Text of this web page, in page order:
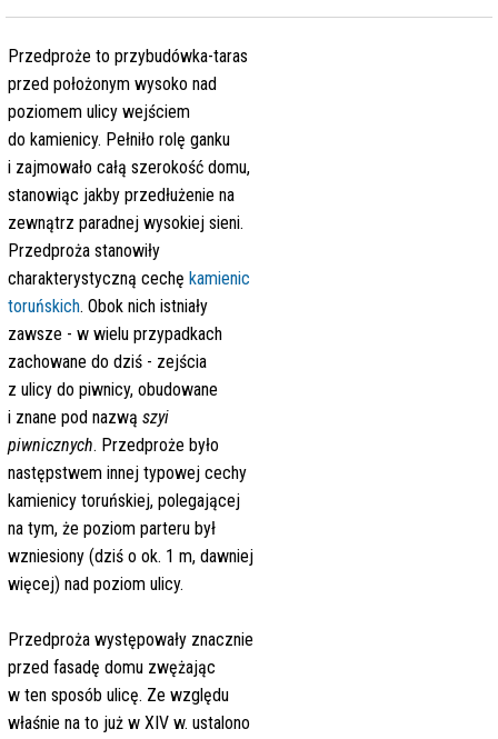
Przedproże to przybudówka-taras
przed położonym wysoko nad
poziomem ulicy wejściem
do kamienicy. Pełniło rolę ganku
i zajmowało całą szerokość domu,
stanowiąc jakby przedłużenie na
zewnątrz paradnej wysokiej sieni.
Przedproża stanowiły
charakterystyczną cechę kamienic
toruńskich. Obok nich istniały
zawsze - w wielu przypadkach
zachowane do dziś - zejścia
z ulicy do piwnicy, obudowane
i znane pod nazwą szyi
piwnicznych. Przedproże było
następstwem innej typowej cechy
kamienicy toruńskiej, polegającej
na tym, że poziom parteru był
wzniesiony (dziś o ok. 1 m, dawniej
więcej) nad poziom ulicy.
Przedproża występowały znacznie
przed fasadę domu zwężając
w ten sposób ulicę. Ze względu
właśnie na to już w XIV w. ustalono